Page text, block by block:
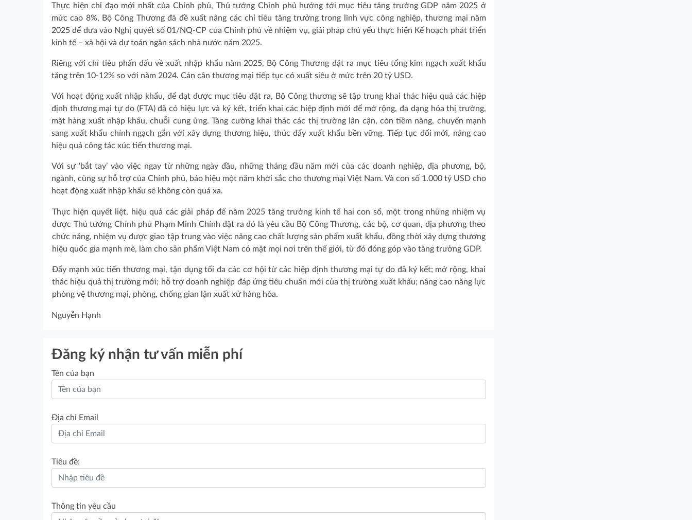
Thực hiện chỉ đạo mới nhất của Chính phủ, Thủ tướng Chính phủ hướng tới mục tiêu tăng trưởng GDP năm 2025 ở
mức cao 8%, Bộ Công Thương đã đề xuất nâng các chỉ tiêu tăng trưởng trong lĩnh vực công nghiệp, thương mại năm
2025 để đưa vào Nghị quyết số 01/NQ-CP của Chính phủ về nhiệm vụ, giải pháp chủ yếu thực hiện Kế hoạch phát triển
kinh tế – xã hội và dự toán ngân sách nhà nước năm 2025.
Riêng với chỉ tiêu phấn đấu về xuất nhập khẩu năm 2025, Bộ Công Thương đặt ra mục tiêu tổng kim ngạch xuất khẩu
tăng trên 10-12% so với năm 2024. Cán cân thương mại tiếp tục có xuất siêu ở mức trên 20 tỷ USD.
Với hoạt động xuất nhập khẩu, để đạt được mục tiêu đặt ra, Bộ Công thương sẽ tập trung khai thác hiệu quả các hiệp
định thương mại tự do (FTA) đã có hiệu lực và ký kết, triển khai các hiệp định mới để mở rộng, đa dạng hóa thị trường,
mặt hàng xuất nhập khẩu, chuỗi cung ứng. Tăng cường khai thác các thị trường lân cận, còn tiềm năng, chuyển mạnh
sang xuất khẩu chính ngạch gắn với xây dựng thương hiệu, thúc đẩy xuất khẩu bền vững. Tiếp tục đổi mới, nâng cao
hiệu quả công tác xúc tiến thương mại.
Với sự ‘bắt tay’ vào việc ngay từ những ngày đầu, những tháng đầu năm mới của các doanh nghiệp, địa phương, bộ,
ngành, cùng sự hỗ trợ của Chính phủ, báo hiệu một năm khởi sắc cho thương mại Việt Nam. Và con số 1.000 tỷ USD cho
hoạt động xuất nhập khẩu sẽ không còn quá xa.
Thực hiện quyết liệt, hiệu quả các giải pháp để năm 2025 tăng trưởng kinh tế hai con số, một trong những nhiệm vụ
được Thủ tướng Chính phủ Phạm Minh Chính đặt ra đó là yêu cầu Bộ Công Thương, các bộ, cơ quan, địa phương theo
chức năng, nhiệm vụ được giao tập trung vào việc nâng cao chất lượng sản phẩm xuất khẩu, đồng thời xây dựng thương
hiệu quốc gia mạnh mẽ, làm cho sản phẩm Việt Nam có mặt mọi nơi trên thế giới, từ đó đóng góp vào tăng trưởng GDP.
Đẩy mạnh xúc tiến thương mại, tận dụng tối đa các cơ hội từ các hiệp định thương mại tự do đã ký kết; mở rộng, khai
thác hiệu quả thị trường mới; hỗ trợ doanh nghiệp đáp ứng tiêu chuẩn mới của thị trường xuất khẩu; nâng cao năng lực
phòng vệ thương mại, phòng, chống gian lận xuất xứ hàng hóa.
Nguyễn Hạnh
Đăng ký nhận tư vấn miễn phí
Tên của bạn
Địa chỉ Email
Tiêu đề:
Thông tin yêu cầu